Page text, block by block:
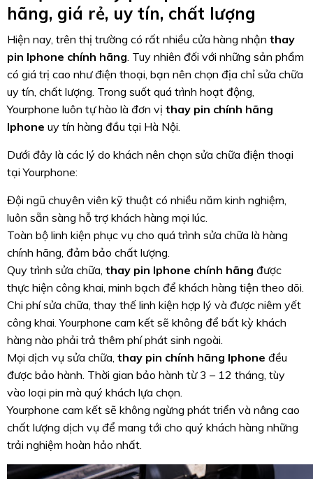
hãng, giá rẻ, uy tín, chất lượng
Hiện nay, trên thị trường có rất nhiều cửa hàng nhận thay
pin Iphone chính hãng. Tuy nhiên đối với những sản phẩm
có giá trị cao như điện thoại, bạn nên chọn địa chỉ sửa chữa
uy tín, chất lượng. Trong suốt quá trình hoạt động,
Yourphone luôn tự hào là đơn vị thay pin chính hãng
Iphone uy tín hàng đầu tại Hà Nội.
Dưới đây là các lý do khách nên chọn sửa chữa điện thoại
tại Yourphone:
Đội ngũ chuyên viên kỹ thuật có nhiều năm kinh nghiệm,
luôn sẵn sàng hỗ trợ khách hàng mọi lúc.
Toàn bộ linh kiện phục vụ cho quá trình sửa chữa là hàng
chính hãng, đảm bảo chất lượng.
Quy trình sửa chữa, thay pin Iphone chính hãng được
thực hiện công khai, minh bạch để khách hàng tiện theo dõi.
Chi phí sửa chữa, thay thế linh kiện hợp lý và được niêm yết
công khai. Yourphone cam kết sẽ không để bất kỳ khách
hàng nào phải trả thêm phí phát sinh ngoài.
Mọi dịch vụ sửa chữa, thay pin chính hãng Iphone đều
được bảo hành. Thời gian bảo hành từ 3 – 12 tháng, tùy
vào loại pin mà quý khách lựa chọn.
Yourphone cam kết sẽ không ngừng phát triển và nâng cao
chất lượng dịch vụ để mang tới cho quý khách hàng những
trải nghiệm hoàn hảo nhất.